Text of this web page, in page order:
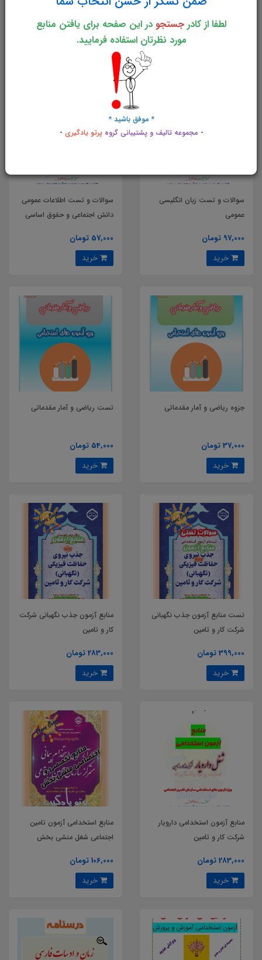
لطفا از کادر جستجو در این صفحه برای یافتن منابع
مورد نظرتان استفاده فرمایید.
* موفق باشید *
- مجموعه تالیف و پشتیبانی گروهپرتو یادگیری -
معارف اسلامی
57,000 تومان
74,000 تومان
سوالات و تست زبان انگلیسی
عمومی
97,000 تومان
سوالات و تست اطلاعات عمومی
دانش اجتماعی و حقوق اساسی
57,000 تومان
جزوه ریاضی و آمار مقدماتی
37,000 تومان
تست ریاضی و آمار مقدماتی
54,000 تومان
تست منابع آزمون جذب نگهبانی
شرکت کار و تامین
399,000 تومان
منابع آزمون جذب نگهبانی شرکت
کار و تامین
283,000 تومان
منابع آزمون استخدامی دارویار
شرکت کار و تامین
283,000 تومان
منابع استخدامی آزمون تامین
اجتماعی شغل منشی بخش
106,000 تومان